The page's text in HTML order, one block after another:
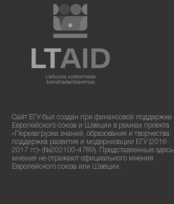
Сайт ЕГУ был создан при финансовой поддержке
Европейского союза и Швеции в рамках проекта
«Перезагрузка знаний, образования и творчества:
поддержка развития и модернизации ЕГУ (2016-
2017 гг.)» (№202100-4789). Представленные здесь
мнения не отражают официального мнения
Европейского союза или Швеции.